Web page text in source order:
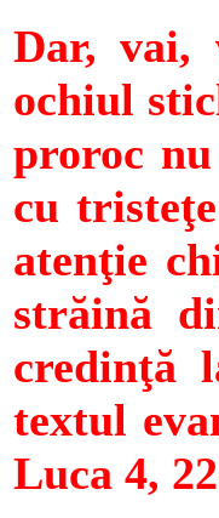
Dar, vai,
ochiul
proroc
cu
atenţie
străină
credinţă
textul
Luca 4,